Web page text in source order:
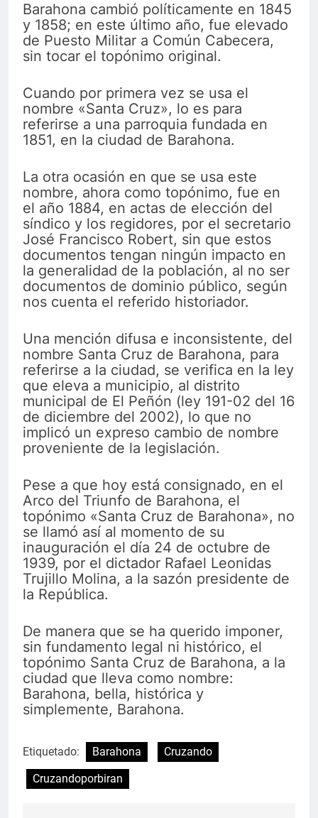
Barahona cambió políticamente en 1845
y 1858; en este último año, fue elevado
de Puesto Militar a Común Cabecera,
sin tocar el topónimo original.
Cuando por primera vez se usa el
nombre «Santa Cruz», lo es para
referirse a una parroquia fundada en
1851, en la ciudad de Barahona.
La otra ocasión en que se usa este
nombre, ahora como topónimo, fue en
el año 1884, en actas de elección del
síndico y los regidores, por el secretario
José Francisco Robert, sin que estos
documentos tengan ningún impacto en
la generalidad de la población, al no ser
documentos de dominio público, según
nos cuenta el referido historiador.
Una mención difusa e inconsistente, del
nombre Santa Cruz de Barahona, para
referirse a la ciudad, se verifica en la ley
que eleva a municipio, al distrito
municipal de El Peñón (ley 191-02 del 16
de diciembre del 2002), lo que no
implicó un expreso cambio de nombre
proveniente de la legislación.
Pese a que hoy está consignado, en el
Arco del Triunfo de Barahona, el
topónimo «Santa Cruz de Barahona», no
se llamó así al momento de su
inauguración el día 24 de octubre de
1939, por el dictador Rafael Leonidas
Trujillo Molina, a la sazón presidente de
la República.
De manera que se ha querido imponer,
sin fundamento legal ni histórico, el
topónimo Santa Cruz de Barahona, a la
ciudad que lleva como nombre:
Barahona, bella, histórica y
simplemente, Barahona.
Etiquetado: Barahona
Cruzando
Cruzandoporbiran